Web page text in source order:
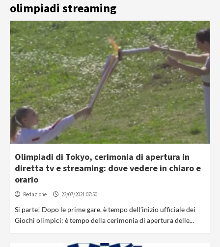
olimpiadi streaming
Olimpiadi di Tokyo, cerimonia di apertura in
diretta tv e streaming: dove vedere in chiaro e
orario
Redazione 23/07/2021 07:50
Si parte! Dopo le prime gare, è tempo dell’inizio ufficiale dei
Giochi olimpici: è tempo della cerimonia di apertura delle...